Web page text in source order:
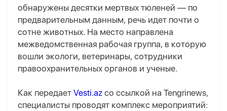
обнаружены десятки мертвых тюленей — по
предварительным данным, речь идет почти о
сотне животных. На место направлена
межведомственная рабочая группа, в которую
вошли экологи, ветеринары, сотрудники
правоохранительных органов и ученые.
Как передает Vesti.az со ссылкой на Tengrinews,
специалисты проводят комплекс мероприятий: